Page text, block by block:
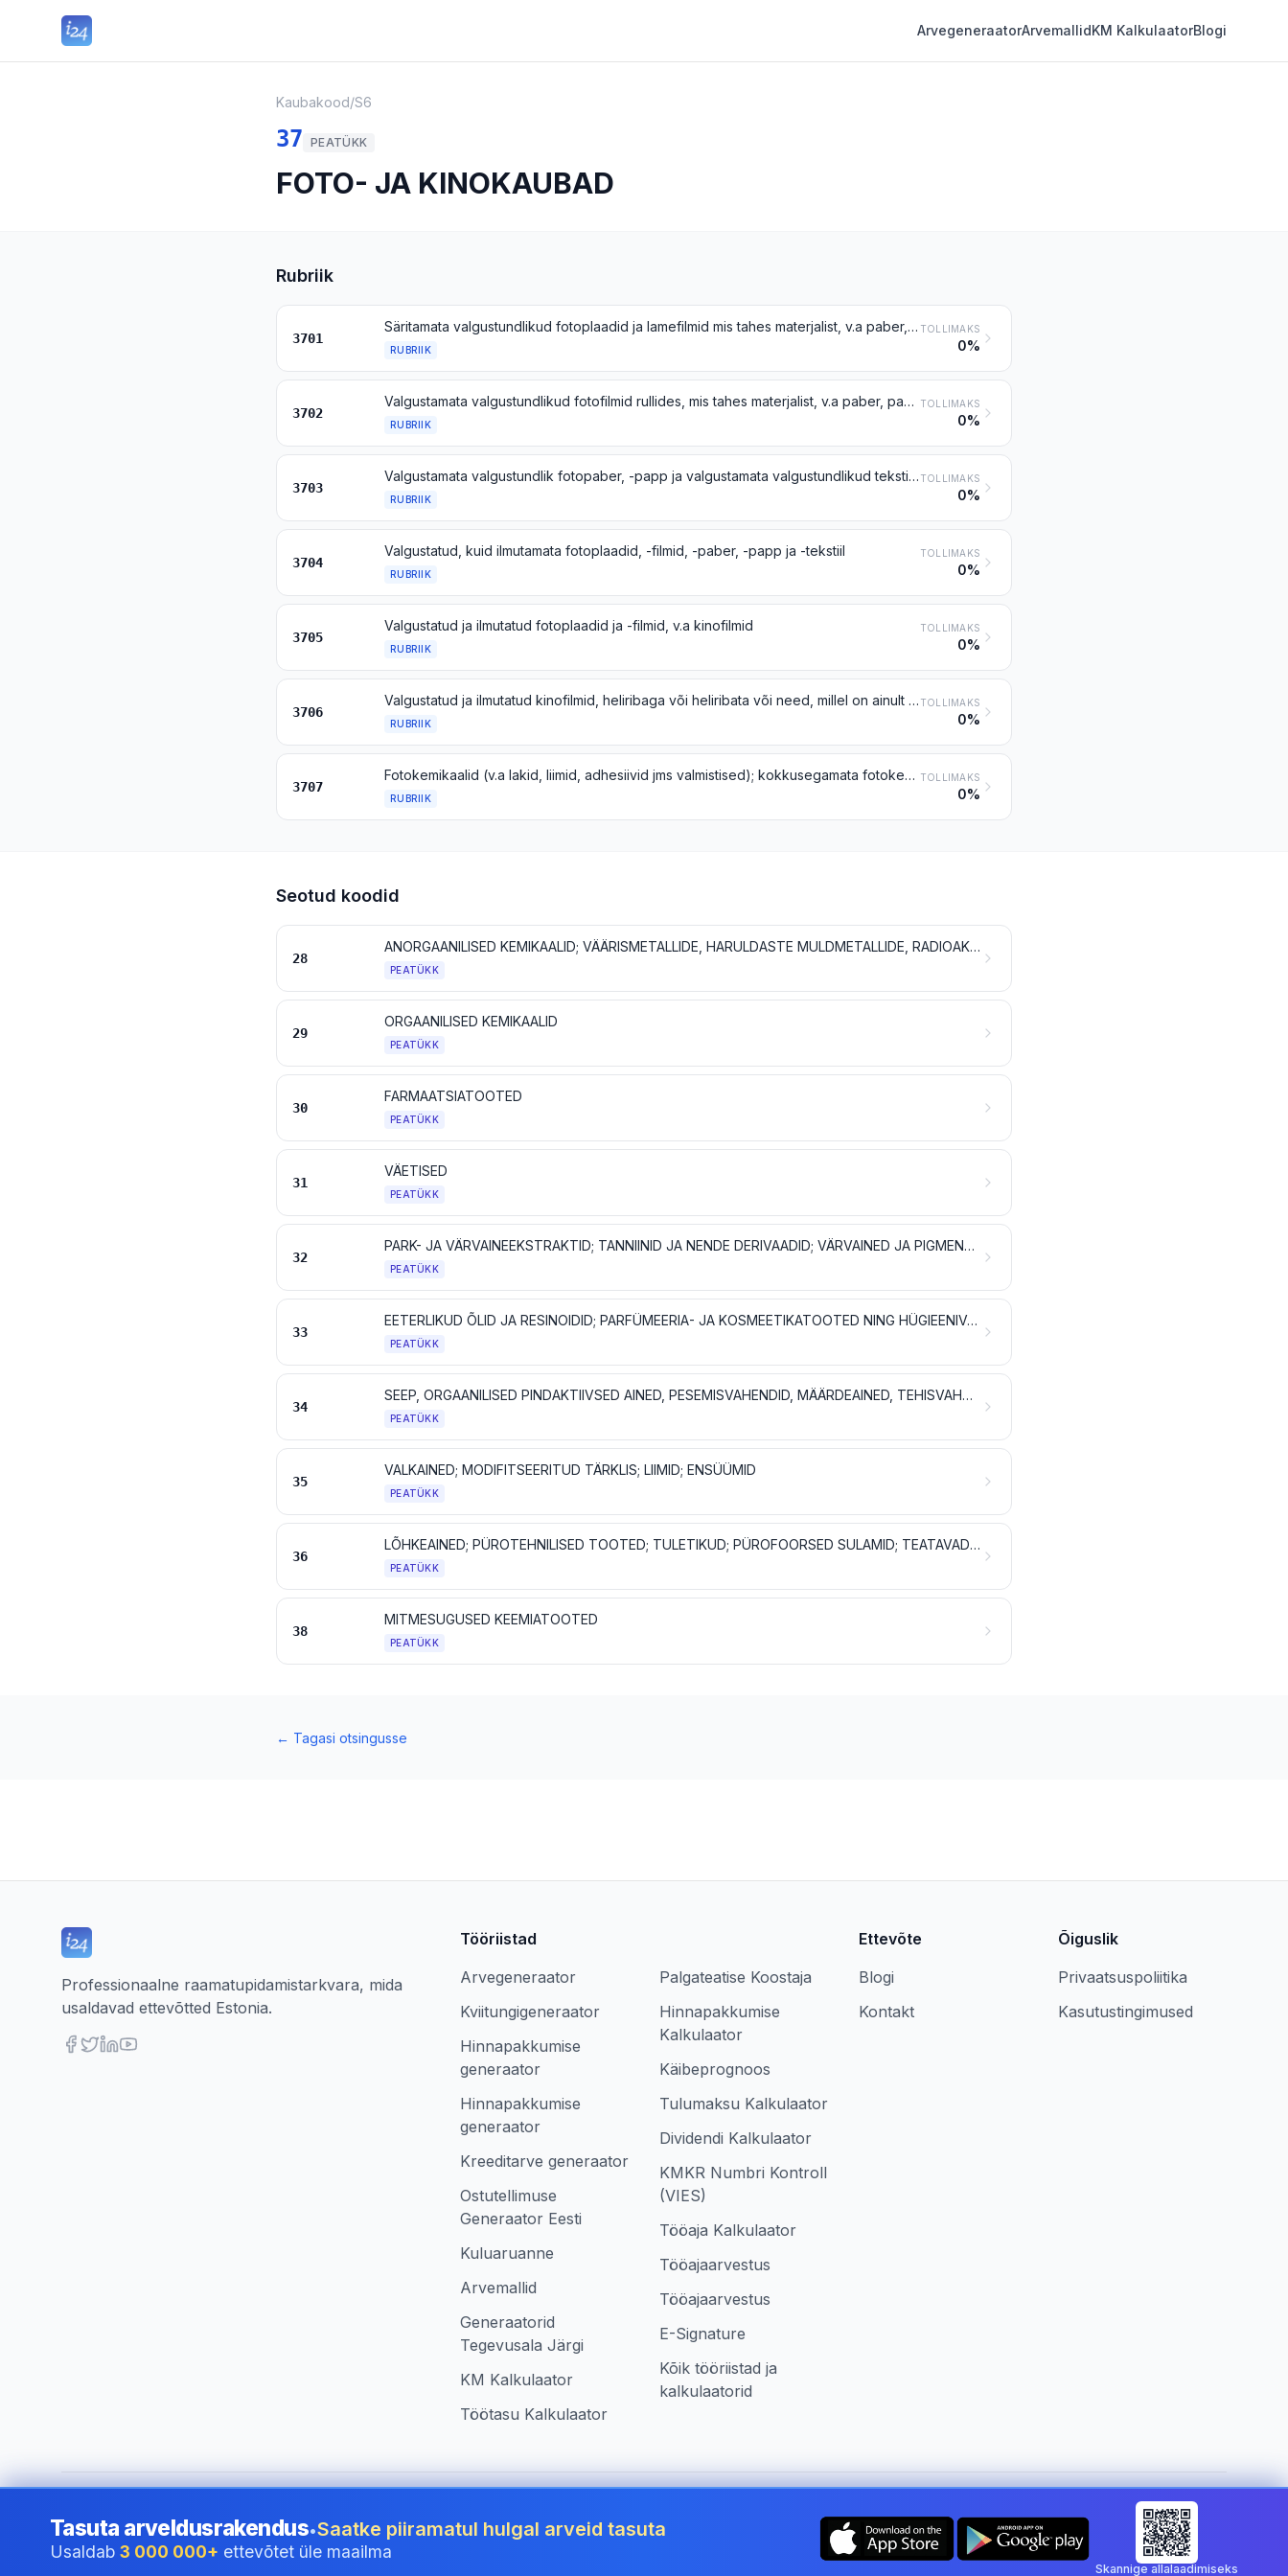
ArvegeneraatorArvemallidKM KalkulaatorBlogi
Kaubakood/S6
37 PEATÜKK
FOTO- JA KINOKAUBAD
Rubriik
3701
Säritamata valgustundlikud fotoplaadid ja lamefilmid mis tahes materjalist, v.a paber, papp ja tekstiilmaterjalid; valgustamata valgustundlik kiirfotolamefilm, pakendatud või pakendamata
RUBRIIK
TOLLIMAKS
0%
3702
Valgustamata valgustundlikud fotofilmid rullides, mis tahes materjalist, v.a paber, papp ja tekstiilmaterjalid; valgustamata valgustundlikud kiirfotofilmid rullides
RUBRIIK
TOLLIMAKS
0%
3703
Valgustamata valgustundlik fotopaber, -papp ja valgustamata valgustundlikud tekstiilmaterjalid
RUBRIIK
TOLLIMAKS
0%
3704
Valgustatud, kuid ilmutamata fotoplaadid, -filmid, -paber, -papp ja -tekstiil
RUBRIIK
TOLLIMAKS
0%
3705
Valgustatud ja ilmutatud fotoplaadid ja -filmid, v.a kinofilmid
RUBRIIK
TOLLIMAKS
0%
3706
Valgustatud ja ilmutatud kinofilmid, heliribaga või heliribata või need, millel on ainult heliriba
RUBRIIK
TOLLIMAKS
0%
3707
Fotokemikaalid (v.a lakid, liimid, adhesiivid jms valmistised); kokkusegamata fotokemikaalid (v.a lakid, liimid, adhesiivid jms valmistised), väljamõõdetud portsjonites või jaemüügipakendis, kasutamiseks valmiskujul
RUBRIIK
TOLLIMAKS
0%
Seotud koodid
28
ANORGAANILISED KEMIKAALID; VÄÄRISMETALLIDE, HARULDASTE MULDMETALLIDE, RADIOAKTIIVSETE ELEMENTIDE JA ISOTOOPIDE ORGAANILISED JA ANORGAANILISED ÜHENDID
PEATÜKK
29
ORGAANILISED KEMIKAALID
PEATÜKK
30
FARMAATSIATOOTED
PEATÜKK
31
VÄETISED
PEATÜKK
32
PARK- JA VÄRVAINEEKSTRAKTID; TANNIINID JA NENDE DERIVAADID; VÄRVAINED JA PIGMENDID; VÄRVID JA LAKID; KITT JA MUUD MASTIKSID; TINT
PEATÜKK
33
EETERLIKUD ÕLID JA RESINOIDID; PARFÜMEERIA- JA KOSMEETIKATOOTED NING HÜGIEENIVAHENDID
PEATÜKK
34
SEEP, ORGAANILISED PINDAKTIIVSED AINED, PESEMISVAHENDID, MÄÄRDEAINED, TEHISVAHAD JA VAHAVALMISTISED, POLEERIMIS- JA PUHASTUSVAHENDID, KÜÜNLAD JMS TOOTED, VOOLIMISPASTAD, STOMATOLOOGILINE VAHA JA HAMBARAVIS KASUTATAVAD KIPSISEGUD
PEATÜKK
35
VALKAINED; MODIFITSEERITUD TÄRKLIS; LIIMID; ENSÜÜMID
PEATÜKK
36
LÕHKEAINED; PÜROTEHNILISED TOOTED; TULETIKUD; PÜROFOORSED SULAMID; TEATAVAD KERGSÜTTIVAD VALMISTISED
PEATÜKK
38
MITMESUGUSED KEEMIATOOTED
PEATÜKK
← Tagasi otsingusse
Professionaalne raamatupidamistarkvara, mida
usaldavad ettevõtted Estonia.
Tööriistad
Arvegeneraator
Kviitungigeneraator
Hinnapakkumise
generaator
Hinnapakkumise
generaator
Kreeditarve generaator
Ostutellimuse
Generaator Eesti
Kuluaruanne
Arvemallid
Generaatorid
Tegevusala Järgi
KM Kalkulaator
Töötasu Kalkulaator
Palgateatise Koostaja
Hinnapakkumise
Kalkulaator
Käibeprognoos
Tulumaksu Kalkulaator
Dividendi Kalkulaator
KMKR Numbri Kontroll
(VIES)
Tööaja Kalkulaator
Tööajaarvestus
Tööajaarvestus
E-Signature
Kõik tööriistad ja
kalkulaatorid
Ettevõte
Blogi
Kontakt
Õiguslik
Privaatsuspoliitika
Kasutustingimused
©2026i24 Limited. All rights reserved.• Ettevõtetele riigis Estonia Muuda riiki: Estonia
Tasuta arveldusrakendus•Saatke piiramatul hulgal arveid tasuta
Usaldab 3 000 000+ ettevõtet üle maailma
Skannige allalaadimiseks